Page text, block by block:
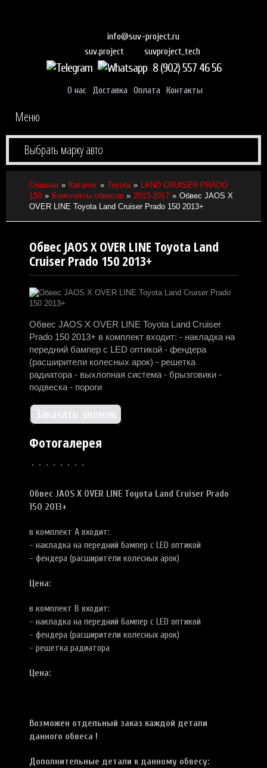
info@suv-project.ru
suv.project
suvproject_tech
8 (902) 557 46 56
О нас Доставка Оплата Контакты
Меню
Выбрать марку авто
Главная Каталог Toyota
LAND CRUISER PRADO
150
Комплекты обвесов 2013-2017
Обвес JAOS X
OVER LINE Toyota Land Cruiser Prado 150 2013+
Обвес JAOS X OVER LINE Toyota Land
Cruiser Prado 150 2013+
Обвес JAOS X OVER LINE Toyota Land Cruiser
Prado 150 2013+ в комплект входит: - накладка на
передний бампер c LED оптикой - фендера
(расширители колесных арок) - решетка
радиатора - выхлопная система - брызговики -
подвеска - пороги
Заказать звонок
Фотогалерея
Обвес JAOS X OVER LINE Toyota Land Cruiser Prado
150 2013+
в комплект А входит:
- накладка на передний бампер c LED оптикой
- фендера (расширители колесных арок)
Цена:
в комплект В входит:
- накладка на передний бампер c LED оптикой
- фендера (расширители колесных арок)
- решетка радиатора
Цена:
Возможен отдельный заказ каждой детали
данного обвеса !
Дополнительные детали к данному обвесу: